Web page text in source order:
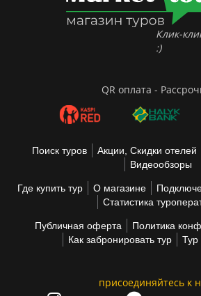
Клик-
:)
QR оплата -
Поиск туров Акции, Скидки отелей
Видеообзоры
Где купить тур О магазине
Статистика
Публичная оферта
Политика
Как забронировать тур
Тур
присоединяйтесь к